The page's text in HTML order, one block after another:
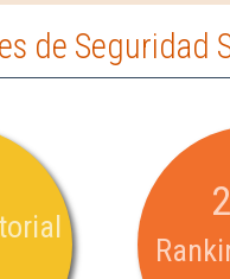
de Seguridad